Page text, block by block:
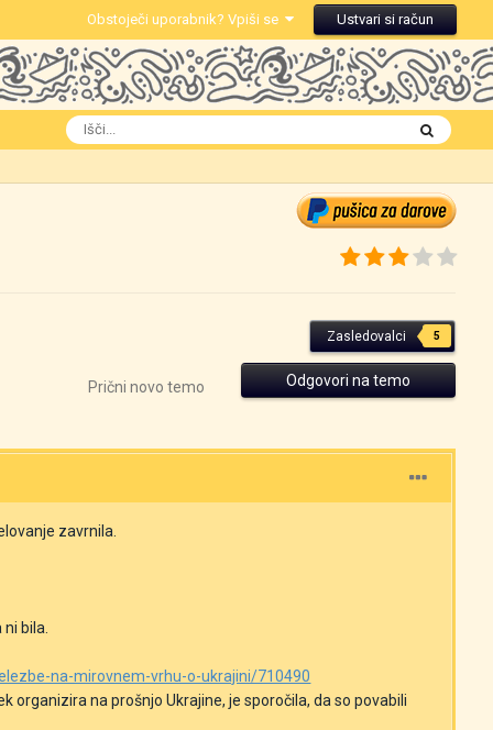
Obstoječi uporabnik? Vpiši se Ustvari si račun
Zasledovalci 5
Odgovori na temo
Prični novo temo
zavrnila.
bila.
na-mirovnem-vrhu-o-ukrajini/710490
organizira na prošnjo Ukrajine, je sporočila, da so povabili